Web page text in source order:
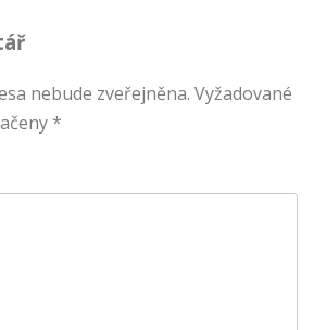
nebude zveřejněna. Vyžadované
*